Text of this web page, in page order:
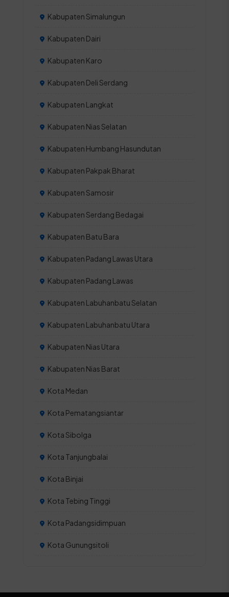
Kabupaten Simalungun
Kabupaten Dairi
Kabupaten Karo
Kabupaten Deli Serdang
Kabupaten Langkat
Kabupaten Nias Selatan
Kabupaten Humbang Hasundutan
Kabupaten Pakpak Bharat
Kabupaten Samosir
Kabupaten Serdang Bedagai
Kabupaten Batu Bara
Kabupaten Padang Lawas Utara
Kabupaten Padang Lawas
Kabupaten Labuhanbatu Selatan
Kabupaten Labuhanbatu Utara
Kabupaten Nias Utara
Kabupaten Nias Barat
Kota Medan
Kota Pematangsiantar
Kota Sibolga
Kota Tanjungbalai
Kota Binjai
Kota Tebing Tinggi
Kota Padangsidimpuan
Kota Gunungsitoli